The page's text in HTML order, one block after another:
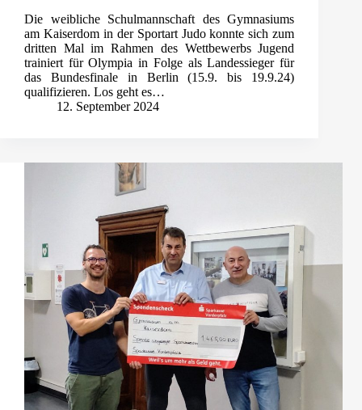
Die weibliche Schulmannschaft des Gymnasiums
am Kaiserdom in der Sportart Judo konnte sich zum
dritten Mal im Rahmen des Wettbewerbs Jugend
trainiert für Olympia in Folge als Landessieger für
das Bundesfinale in Berlin (15.9. bis 19.9.24)
qualifizieren. Los geht es…
12. September 2024